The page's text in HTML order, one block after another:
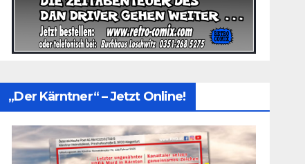
„Der Kärntner“ – Jetzt Online!